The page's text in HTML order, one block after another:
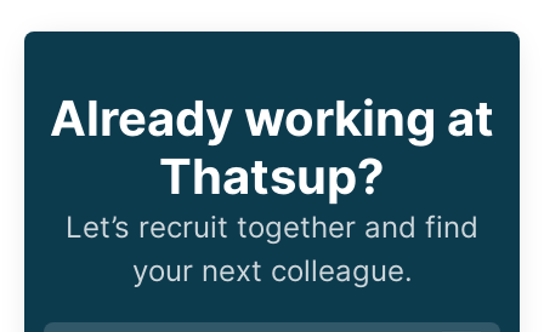
Already working at
Thatsup?
Let’s recruit together and find
your next colleague.